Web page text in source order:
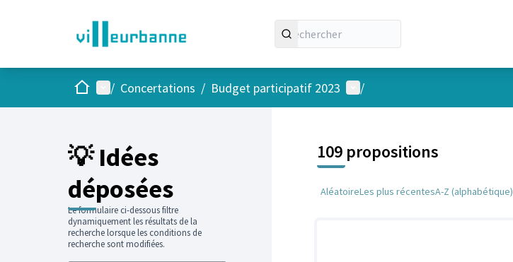
AccueilMenu principal
/ Concertations / Budget participatif 2023 Menu utilisateur
/
💡 Idées
déposées
Le formulaire ci-dessous filtre
dynamiquement les résultats de la
recherche lorsque les conditions de
recherche sont modifiées.
109 propositions
AléatoireLes plus récentesA-Z (alphabétique)